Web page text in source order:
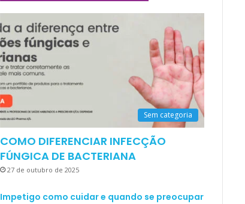
Sem categoria
COMO DIFERENCIAR INFECÇÃO
FÚNGICA DE BACTERIANA
27 de outubro de 2025
Impetigo como cuidar e quando se preocupar